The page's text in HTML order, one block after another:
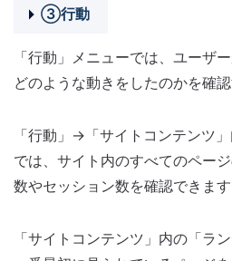
③行動
「行動」メニューでは、ユーザ
どのような動きをしたのかを確
「行動」→「サイトコンテンツ
では、サイト内のすべてのペー
数やセッション数を確認できます
「サイトコンテンツ」内の「ラ